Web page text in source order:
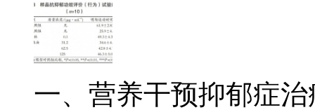
一、营养干预抑郁症